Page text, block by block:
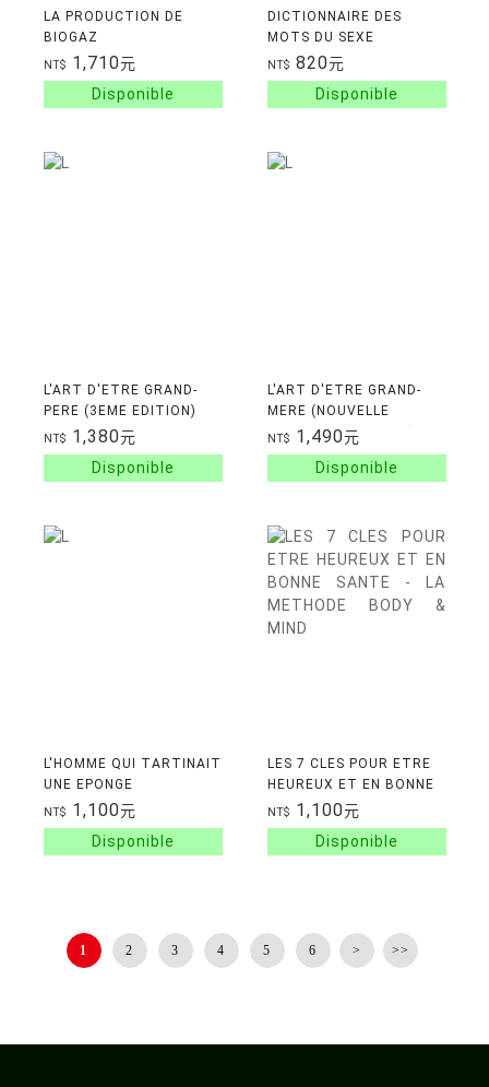
LA PRODUCTION DE
BIOGAZ
NT$ 1,710元
DICTIONNAIRE DES
MOTS DU SEXE
NT$ 820元
L'ART D'ETRE GRAND-
PERE (3EME EDITION)
NT$ 1,380元
L'ART D'ETRE GRAND-
MERE (NOUVELLE
EDITION) - (BROCHE)
NT$ 1,490元
L'HOMME QUI TARTINAIT
UNE EPONGE
NT$ 1,100元
LES 7 CLES POUR ETRE
HEUREUX ET EN BONNE
SANTE - LA METHODE
BODY & MIND
NT$ 1,100元
1 2 3 4 5 6 > >>